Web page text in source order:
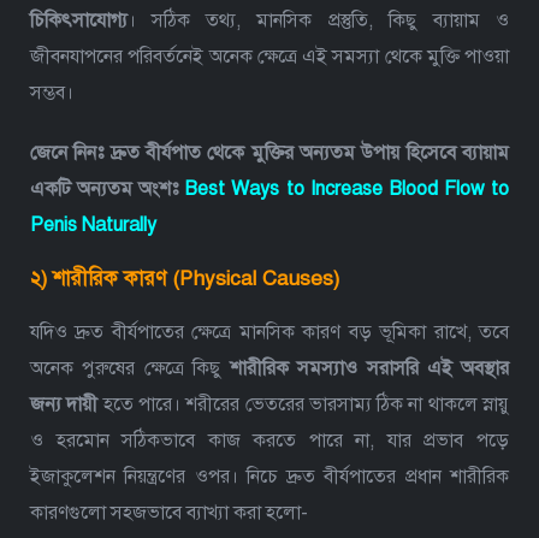
চিকিৎসাযোগ্য। সঠিক তথ্য, মানসিক প্রস্তুতি, কিছু ব্যায়াম ও
জীবনযাপনের পরিবর্তনেই অনেক ক্ষেত্রে এই সমস্যা থেকে মুক্তি পাওয়া
সম্ভব।
জেনে নিনঃ দ্রুত বীর্যপাত থেকে মুক্তির অন্যতম উপায় হিসেবে ব্যায়াম
একটি অন্যতম অংশঃ Best Ways to Increase Blood Flow to
Penis Naturally
২) শারীরিক কারণ (Physical Causes)
যদিও দ্রুত বীর্যপাতের ক্ষেত্রে মানসিক কারণ বড় ভূমিকা রাখে, তবে
অনেক পুরুষের ক্ষেত্রে কিছুশারীরিক সমস্যাও সরাসরি এই অবস্থার
জন্য দায়ীহতে পারে। শরীরের ভেতরের ভারসাম্য ঠিক না থাকলে স্নায়ু
ও হরমোন সঠিকভাবে কাজ করতে পারে না, যার প্রভাব পড়ে
ইজাকুলেশন নিয়ন্ত্রণের ওপর। নিচে দ্রুত বীর্যপাতের প্রধান শারীরিক
কারণগুলো সহজভাবে ব্যাখ্যা করা হলো-